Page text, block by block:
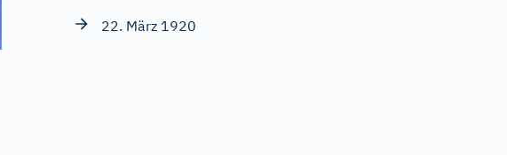
22. März 1920